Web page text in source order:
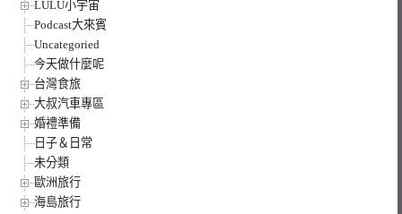
LULU小宇宙
Podcast大來賓
Uncategoried
今天做什麼呢
台灣食旅
大叔汽車專區
婚禮準備
日子＆日常
未分類
歐洲旅行
海島旅行